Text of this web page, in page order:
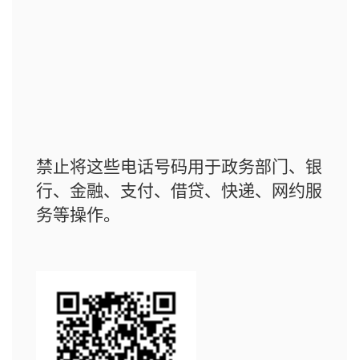
禁止将这些电话号码用于政务部门、银
行、金融、支付、借贷、快递、网约服
务等操作。